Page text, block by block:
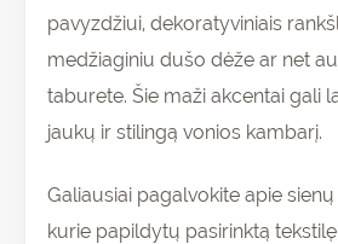
pavyzdžiui, dekoratyviniais
medžiaginiu dušo dėže ar net
taburete. Šie maži akcentai gali
jaukų ir stilingą vonios kambarį.
Galiausiai pagalvokite apie
kurie papildytų pasirinktą